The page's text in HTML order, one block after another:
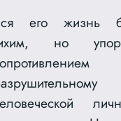
его жизнь
но